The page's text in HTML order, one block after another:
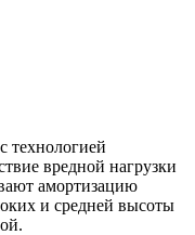
технологией
вредной нагрузки
амортизацию
и средней высоты